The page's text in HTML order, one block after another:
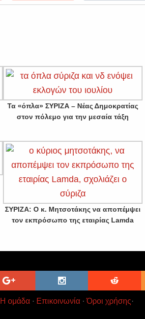
Τα «όπλα» ΣΥΡΙΖΑ – Νέας Δημοκρατίας
στον πόλεμο για την μεσαία τάξη
ΣΥΡΙΖΑ: Ο κ. Μητσοτάκης να αποπέμψει
τον εκπρόσωπο της εταιρίας Lamda
Η ομάδα· Επικοινωνία·Όροι χρήσης·